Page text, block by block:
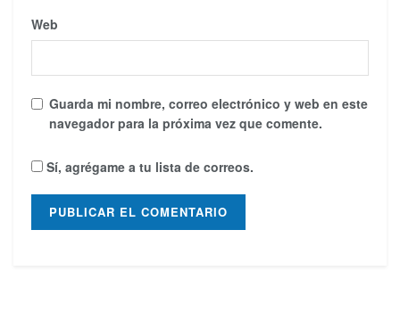
Web
Guarda mi nombre, correo electrónico y web en este
navegador para la próxima vez que comente.
Sí, agrégame a tu lista de correos.